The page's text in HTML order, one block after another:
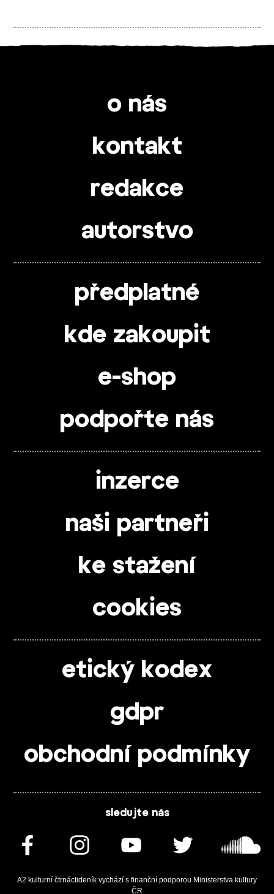
o nás
kontakt
redakce
autorstvo
předplatné
kde zakoupit
e-shop
podpořte nás
inzerce
naši partneři
ke stažení
cookies
etický kodex
gdpr
obchodní podmínky
sledujte nás
A2 kulturní čtrnáctideník vychází s finanční podporou Ministerstva kultury
ČR